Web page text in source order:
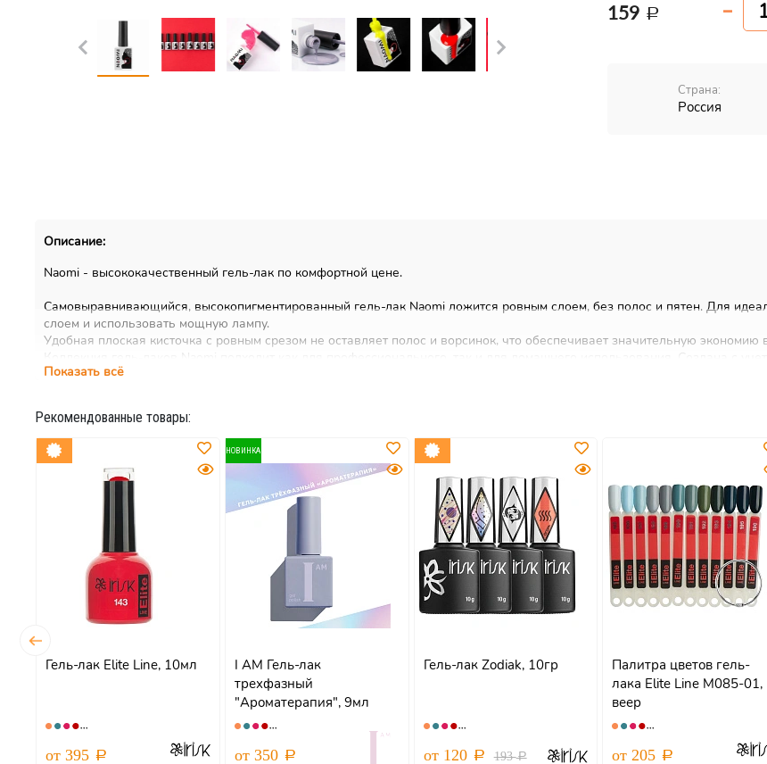
159
Страна:
Россия
Описание:
Naomi - высококачественный гель-лак по комфортной цене.
Самовыравнивающийся, высокопигментированный гель-лак Naomi ложится ровным слоем, без полос и пятен. Для
слоем и использовать мощную лампу.
Удобная плоская кисточка с ровным срезом не оставляет полос и ворсинок, что обеспечивает значительную
Коллекция гель-лаков Naomi подходит как для профессионального, так и для домашнего использования. Создана с
клиентов салонов красоты. Включает в себя 300 оттенков!
Показать всё
Рекомендованные товары:
Гель-лак Elite Line, 10мл
от 395
НОВИНКА
I AM Гель-лак
трехфазный
"Ароматерапия", 9мл
от 350
Гель-лак Zodiak, 10гр
от 120 193
Палитра цветов гель-
лака Elite Line М085-01,
веер
от 205